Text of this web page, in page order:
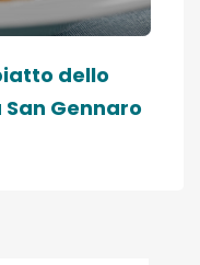
dello
Gennaro